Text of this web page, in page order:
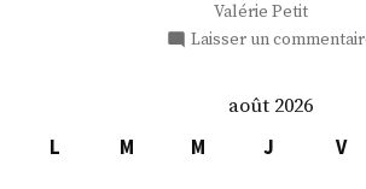
Valérie Petit
Laisser un
août 2026
L
M M J V